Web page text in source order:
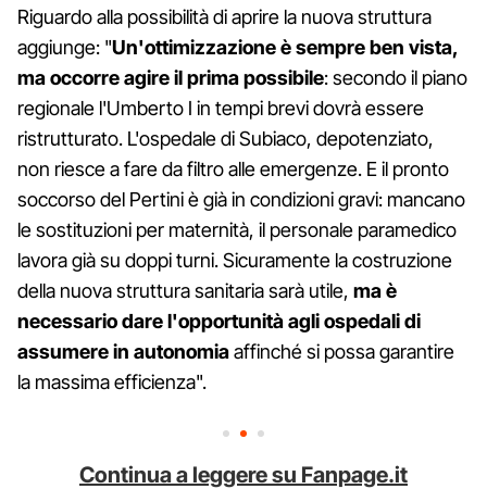
Riguardo alla possibilità di aprire la nuova struttura
aggiunge: "Un'ottimizzazione è sempre ben vista,
ma occorre agire il prima possibile: secondo il piano
regionale l'Umberto I in tempi brevi dovrà essere
ristrutturato. L'ospedale di Subiaco, depotenziato,
non riesce a fare da filtro alle emergenze. E il pronto
soccorso del Pertini è già in condizioni gravi: mancano
le sostituzioni per maternità, il personale paramedico
lavora già su doppi turni. Sicuramente la costruzione
della nuova struttura sanitaria sarà utile, ma è
necessario dare l'opportunità agli ospedali di
assumere in autonomiaaffinché si possa garantire
la massima efficienza".
Continua a leggere su Fanpage.it